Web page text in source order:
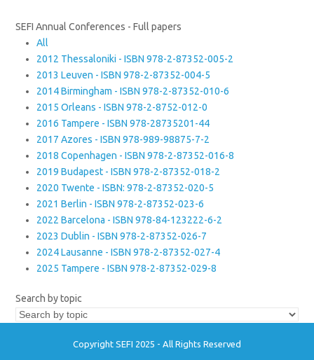
SEFI Annual Conferences - Full papers
All
2012 Thessaloniki - ISBN 978-2-87352-005-2
2013 Leuven - ISBN 978-2-87352-004-5
2014 Birmingham - ISBN 978-2-87352-010-6
2015 Orleans - ISBN 978-2-8752-012-0
2016 Tampere - ISBN 978-28735201-44
2017 Azores - ISBN 978-989-98875-7-2
2018 Copenhagen - ISBN 978-2-87352-016-8
2019 Budapest - ISBN 978-2-87352-018-2
2020 Twente - ISBN: 978-2-87352-020-5
2021 Berlin - ISBN 978-2-87352-023-6
2022 Barcelona - ISBN 978-84-123222-6-2
2023 Dublin - ISBN 978-2-87352-026-7
2024 Lausanne - ISBN 978-2-87352-027-4
2025 Tampere - ISBN 978-2-87352-029-8
Search by topic
Copyright SEFI 2025 - All Rights Reserved